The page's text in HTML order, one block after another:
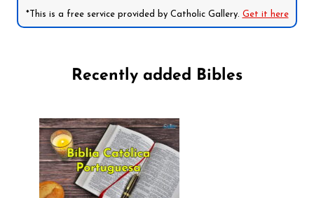
*This is a free service provided by Catholic Gallery. Get it here
Recently added Bibles